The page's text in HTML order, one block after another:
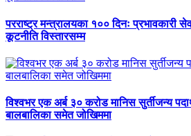
परराष्ट्र मन्त्रालयका १०० दिनः प्रभावकारी
कूटनीति विस्तारसम्म
विश्वभर एक अर्ब ३० करोड मानिस सुर्तीजन्य
बालबालिका समेत जोखिममा